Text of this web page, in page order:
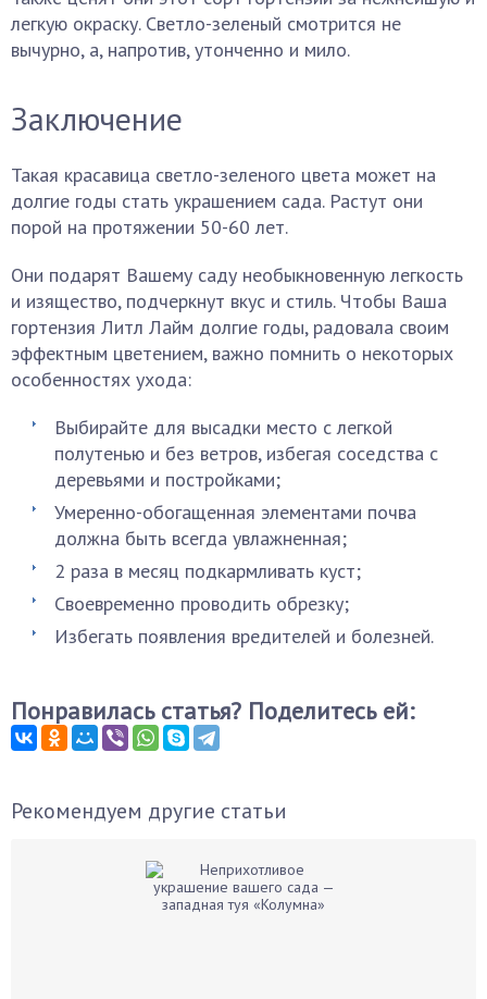
легкую окраску. Светло-зеленый смотрится не
вычурно, а, напротив, утонченно и мило.
Заключение
Такая красавица светло-зеленого цвета может на
долгие годы стать украшением сада. Растут они
порой на протяжении 50-60 лет.
Они подарят Вашему саду необыкновенную легкость
и изящество, подчеркнут вкус и стиль. Чтобы Ваша
гортензия Литл Лайм долгие годы, радовала своим
эффектным цветением, важно помнить о некоторых
особенностях ухода:
Выбирайте для высадки место с легкой
полутенью и без ветров, избегая соседства с
деревьями и постройками;
Умеренно-обогащенная элементами почва
должна быть всегда увлажненная;
2 раза в месяц подкармливать куст;
Своевременно проводить обрезку;
Избегать появления вредителей и болезней.
Понравилась статья? Поделитесь ей:
Рекомендуем другие статьи